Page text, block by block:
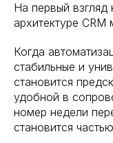
На первый
архитектуре
Когда
стабильные и
становится
удобной в
номер недели
становится